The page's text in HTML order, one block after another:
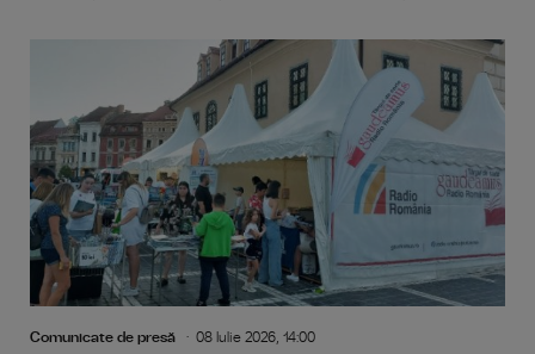
Comunicate de presă 08 Iulie 2026, 14:00